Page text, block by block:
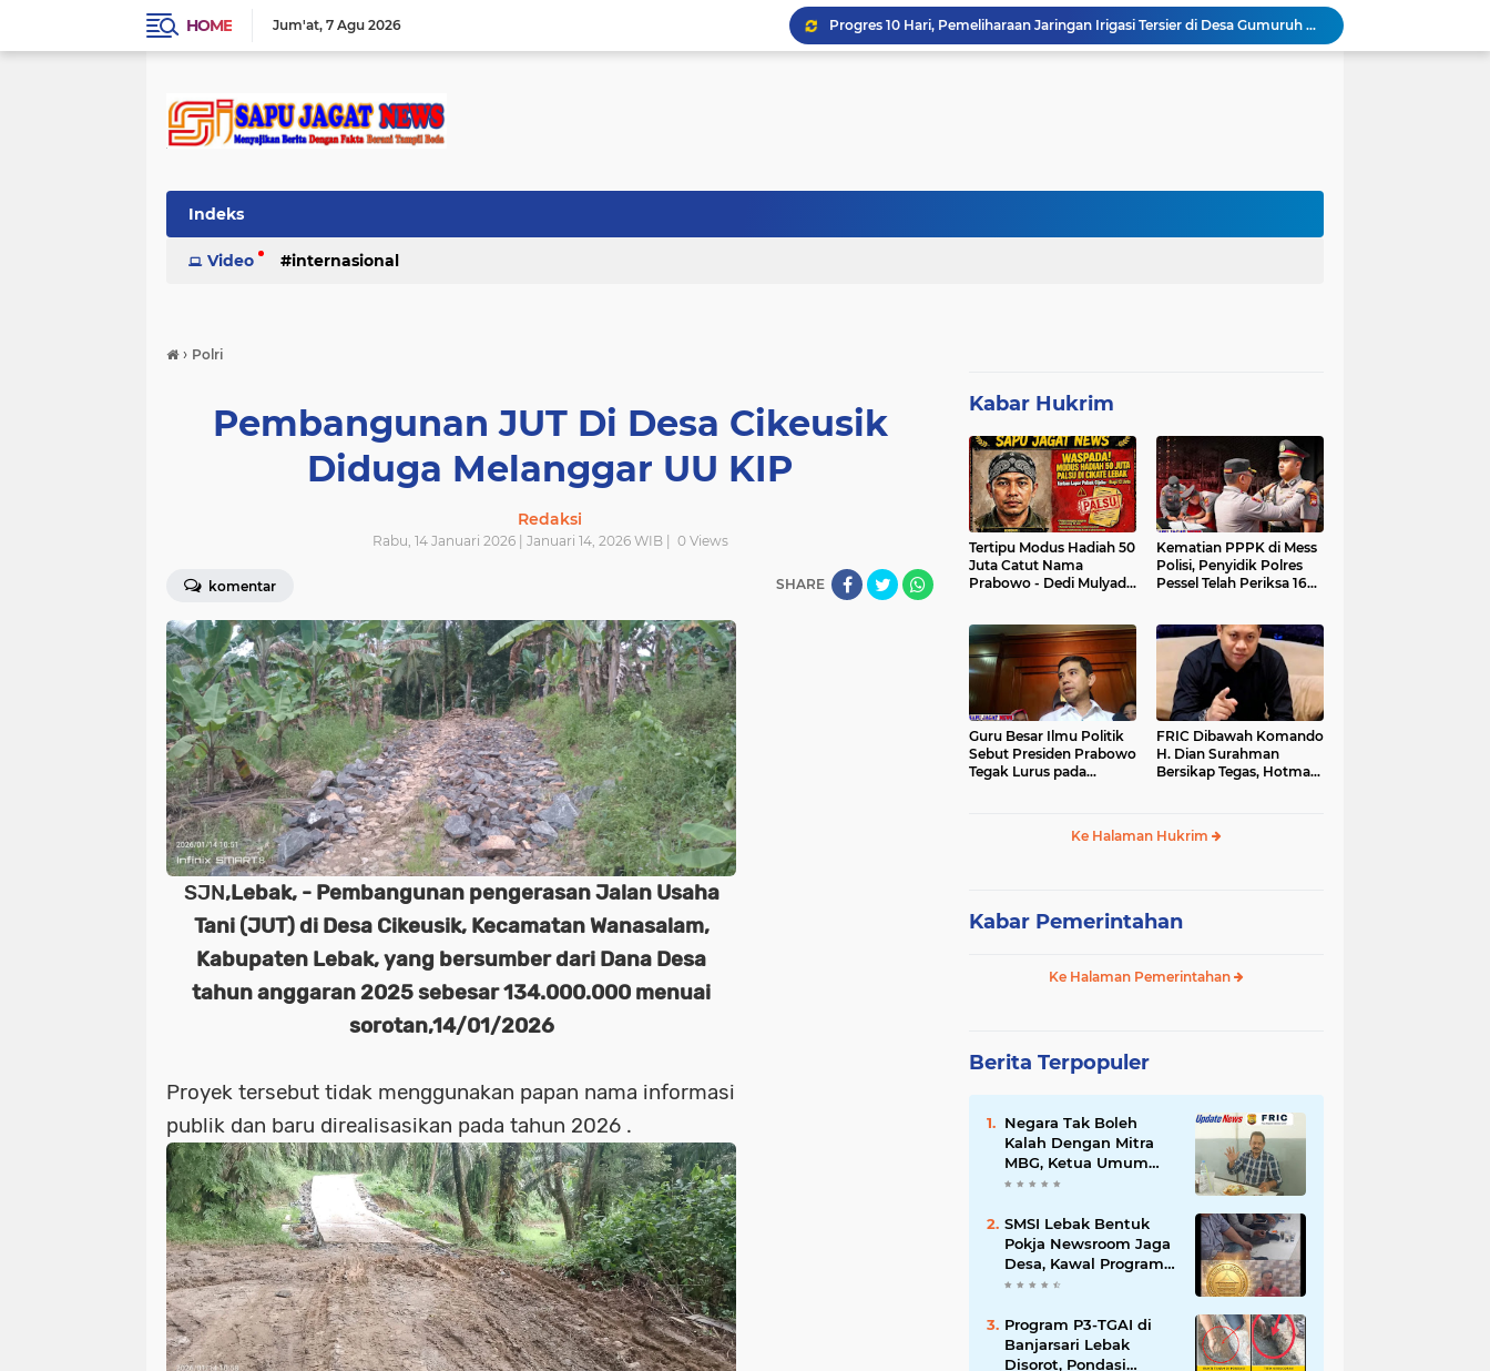
HOME Jum'at 7 Agu 2026 Progres 10 Hari, Pemeliharaan Jaringan Irigasi Tersier di Desa Gumuruh Cileles Berjalan Lancar Sesuai SOP
Program P3-TGAI di Banjarsari Lebak Disorot, Pondasi Diduga Terisi Tanah, Pelaksana Terancam Sanksi Berat Hingga Pidana
Satgas TMMD Berpacu dengan Waktu, Semangat Gotong Royong Wujudkan Jalan Impian Warga Desa Bercak
Mitra Usaha Bina Bangsa Pasar Keong #002 Geram Terhadap Aslap dan Kepala SPPG, BGN Terapkan Zero Tolerance - Terancam Dipecat!
Indeks
Video internasional
› Polri
Pembangunan JUT Di Desa Cikeusik
Diduga Melanggar UU KIP
Redaksi
Rabu, 14 Januari 2026 | Januari 14, 2026 WIB | 0Views
komentar SHARE
SJN,Lebak, - Pembangunan pengerasan Jalan Usaha
Tani (JUT) di Desa Cikeusik, Kecamatan Wanasalam,
Kabupaten Lebak, yang bersumber dari Dana Desa
tahun anggaran 2025 sebesar 134.000.000 menuai
sorotan,14/01/2026
Proyek tersebut tidak menggunakan papan nama informasi
publik dan baru direalisasikan pada tahun 2026 .
Kabar Hukrim
Tertipu Modus Hadiah 50
Juta Catut Nama
Prabowo - Dedi Mulyadi,
Juta Lebih
Kematian PPPK di Mess
Polisi, Penyidik Polres
Pessel Telah Periksa 16
Guru Besar Ilmu Politik
Sebut Presiden Prabowo
Tegak Lurus pada
FRIC Dibawah Komando
H. Dian Surahman
Bersikap Tegas, Hotman
Merendahkan Wartawan
Ke Halaman Hukrim
Kabar Pemerintahan
Ke Halaman Pemerintahan
Berita Terpopuler
Negara Tak Boleh
Kalah Dengan Mitra
MBG, Ketua Umum
APKLI-P: Silahkan
Kantin Sekolah
SMSI Lebak Bentuk
Pokja Newsroom Jaga
Desa, Kawal Program
Desa Agar Bisa Maju
Program P3-TGAI di
Banjarsari Lebak
Disorot, Pondasi